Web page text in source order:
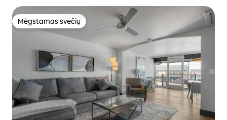
Mėgstamas svečių
Mėgstamas svečių